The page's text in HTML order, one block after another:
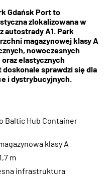
Gdańsk Port to
zlokalizowana w
autostrady A1. Park
magazynowej klasy A
nowoczesnych
elastycznych
sprawdzi się dla
i dystrybucyjnych.
Baltic Hub Container
klasy A
m
infrastruktura